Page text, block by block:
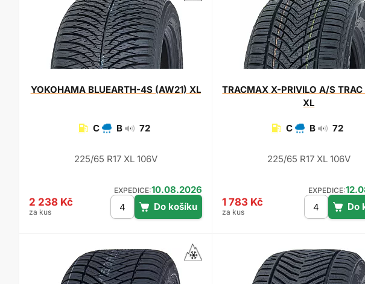
YOKOHAMABLUEARTH-4S (AW21) XL
C B 72
225/65 R17 XL 106V
EXPEDICE:10.08.2026
2 238 Kč
za kus
TRACMAX X-PRIVILO A/S TRAC
XL
C B 72
225/65 R17 XL 106V
EXPEDICE:
1 783 Kč
za kus